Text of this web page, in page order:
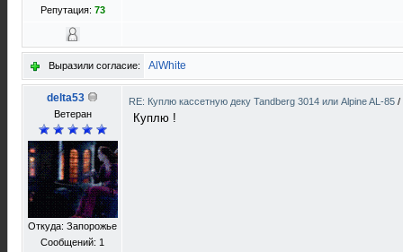
Репутация: 73
Выразили согласие: AlWhite
delta53
Ветеран
Откуда: Запорожье
Сообщений: 1
RE: Куплю кассетную деку Tandberg 3014 или Alpine AL-85 /
Куплю !